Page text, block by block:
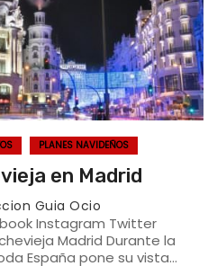
PLANES NAVIDEÑOS
en Madrid
Guia Ocio
Instagram Twitter
Madrid Durante la
España pone su vista…